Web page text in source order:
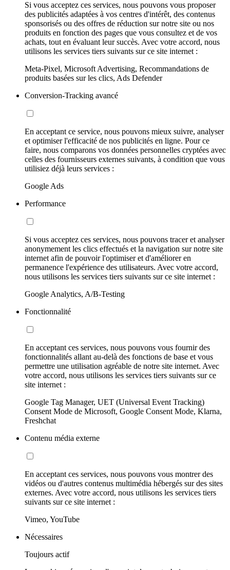
Si vous acceptez ces services, nous pouvons vous proposer
des publicités adaptées à vos centres d'intérêt, des contenus
sponsorisés ou des offres de réduction sur notre site ou nos
produits en fonction des pages que vous consultez et de vos
achats, tout en évaluant leur succès. Avec votre accord, nous
utilisons les services tiers suivants sur ce site internet :
Meta-Pixel, Microsoft Advertising, Recommandations de
produits basées sur les clics, Ads Defender
Conversion-Tracking avancé
En acceptant ce service, nous pouvons mieux suivre, analyser
et optimiser l'efficacité de nos publicités en ligne. Pour ce
faire, nous comparons vos données personnelles cryptées avec
celles des fournisseurs externes suivants, à condition que vous
utilisiez déjà leurs services :
Google Ads
Performance
Si vous acceptez ces services, nous pouvons tracer et analyser
anonymement les clics effectués et la navigation sur notre site
internet afin de pouvoir l'optimiser et d'améliorer en
permanence l'expérience des utilisateurs. Avec votre accord,
nous utilisons les services tiers suivants sur ce site internet :
Google Analytics, A/B-Testing
Fonctionnalité
En acceptant ces services, nous pouvons vous fournir des
fonctionnalités allant au-delà des fonctions de base et vous
permettre une utilisation agréable de notre site internet. Avec
votre accord, nous utilisons les services tiers suivants sur ce
site internet :
Google Tag Manager, UET (Universal Event Tracking)
Consent Mode de Microsoft, Google Consent Mode, Klarna,
Freshchat
Contenu média externe
En acceptant ces services, nous pouvons vous montrer des
vidéos ou d'autres contenus multimédia hébergés sur des sites
externes. Avec votre accord, nous utilisons les services tiers
suivants sur ce site internet :
Vimeo, YouTube
Nécessaires
Toujours actif